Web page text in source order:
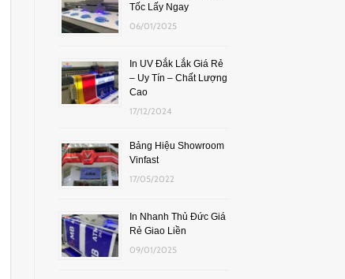
Tốc Lấy Ngay
06/01/2025
In UV Đắk Lắk Giá Rẻ
– Uy Tín – Chất Lượng
Cao
17/12/2024
Bảng Hiệu Showroom
Vinfast
17/05/2022
In Nhanh Thủ Đức Giá
Rẻ Giao Liền
09/01/2025